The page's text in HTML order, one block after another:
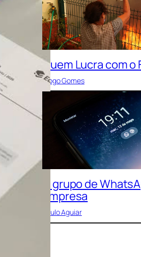
Quem Lucra com o
Diogo Gomes
O grupo de
empresa
Paulo Aguiar